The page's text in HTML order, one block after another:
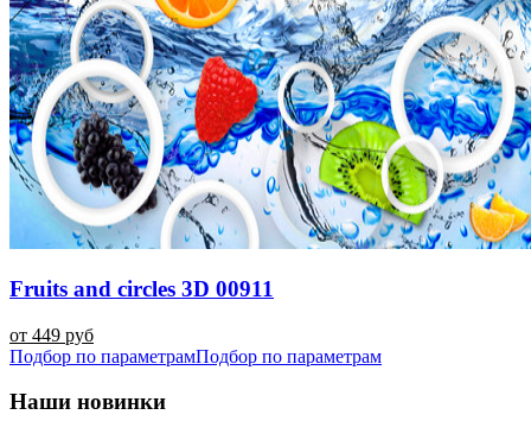
Fruits and circles 3D 00911
от 449 руб
Подбор по параметрамПодбор по параметрам
Наши новинки